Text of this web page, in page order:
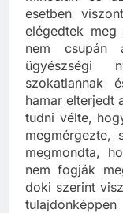
minősítik és
esetben
elégedtek
nem csupán
ügyészségi
szokatlannak
hamar elterjedt
tudni vélte,
megmérgezte,
megmondta,
nem fogják
doki szerint